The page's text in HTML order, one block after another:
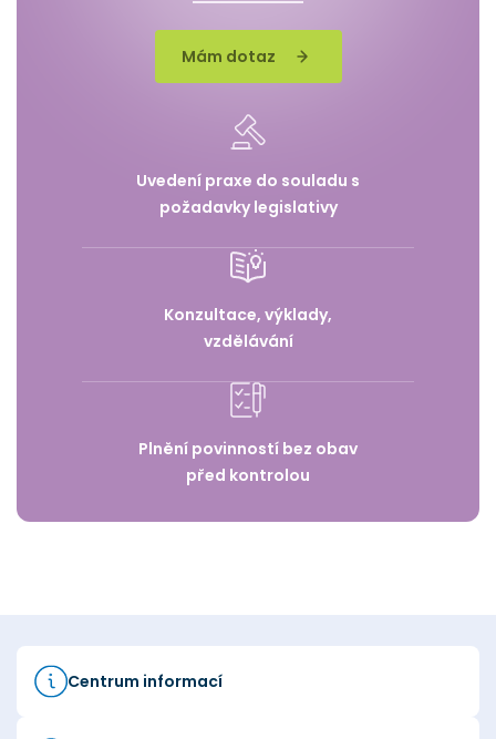
Mám dotaz
Uvedení praxe do souladu s
požadavky legislativy
Konzultace, výklady,
vzdělávání
Plnění povinností bez obav
před kontrolou
Centrum informací